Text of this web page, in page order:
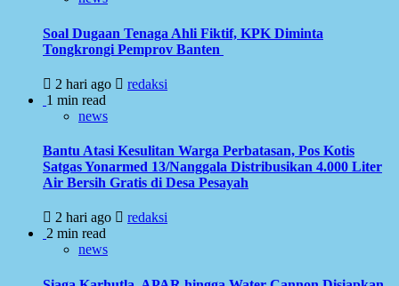
Soal Dugaan Tenaga Ahli Fiktif, KPK Diminta
Tongkrongi Pemprov Banten
2 hari ago
redaksi
1 min read
news
Bantu Atasi Kesulitan Warga Perbatasan, Pos Kotis
Satgas Yonarmed 13/Nanggala Distribusikan 4.000 Liter
Air Bersih Gratis di Desa Pesayah
2 hari ago
redaksi
2 min read
news